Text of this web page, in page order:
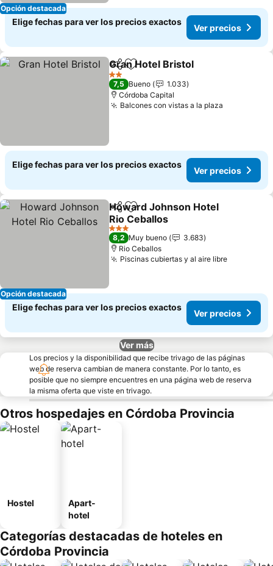
Opción destacada
Elige fechas para ver los precios exactos
Ver precios
CompartirAgregar a favoritos
Gran Hotel Bristol
2 Estrellas
7,5 Bueno
1.033
Córdoba Capital
Balcones con vistas a la plaza
Elige fechas para ver los precios exactos
Ver precios
Opción destacada
CompartirAgregar a favoritos
Howard Johnson Hotel
Rio Ceballos
3 Estrellas
8,2 Muy bueno
3.683
Rio Ceballos
Piscinas cubiertas y al aire libre
Elige fechas para ver los precios exactos
Ver precios
Ver más
Los precios y la disponibilidad que recibe trivago de las páginas
web de reserva cambian de manera constante. Por lo tanto, es
posible que no siempre encuentres en una página web de reserva
la misma oferta que viste en trivago.
Otros hospedajes en Córdoba Provincia
Hostel
Apart-
hotel
Categorías destacadas de hoteles en
Córdoba Provincia